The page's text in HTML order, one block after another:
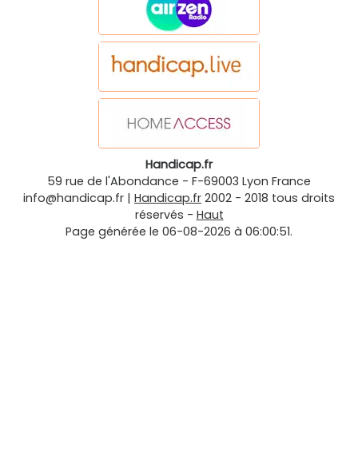
Handicap.fr
59 rue de l'Abondance - F-69003 Lyon France
info@handicap.fr | Handicap.fr 2002 - 2018 tous droits
réservés - Haut
Page générée le 06-08-2026 à 06:00:51.